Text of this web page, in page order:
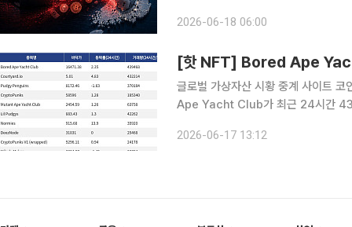
국이라는 점에서 국가 정보와 디지털
2026-06-18 06:00
글로벌 가상자산 시황 중계 사이트
Ape Yacht Club가 최근 24시간 43
Courtyard.io는 24시간 거래량
2026-06-17 13:12